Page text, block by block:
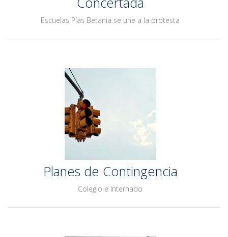
Escuelas Pías Betania se une a la protesta
Planes de Contingencia
Colegio e Internado